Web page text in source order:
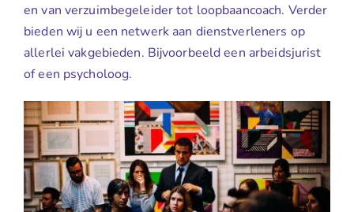
en van verzuimbegeleider tot loopbaancoach. Verder
bieden wij u een netwerk aan dienstverleners op
allerlei vakgebieden. Bijvoorbeeld een arbeidsjurist
of een psycholoog.